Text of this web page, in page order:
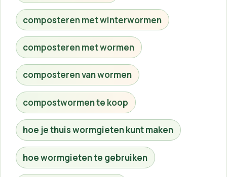
composteren met winterwormen
composteren met wormen
composteren van wormen
compostwormen te koop
hoe je thuis wormgieten kunt maken
hoe wormgieten te gebruiken